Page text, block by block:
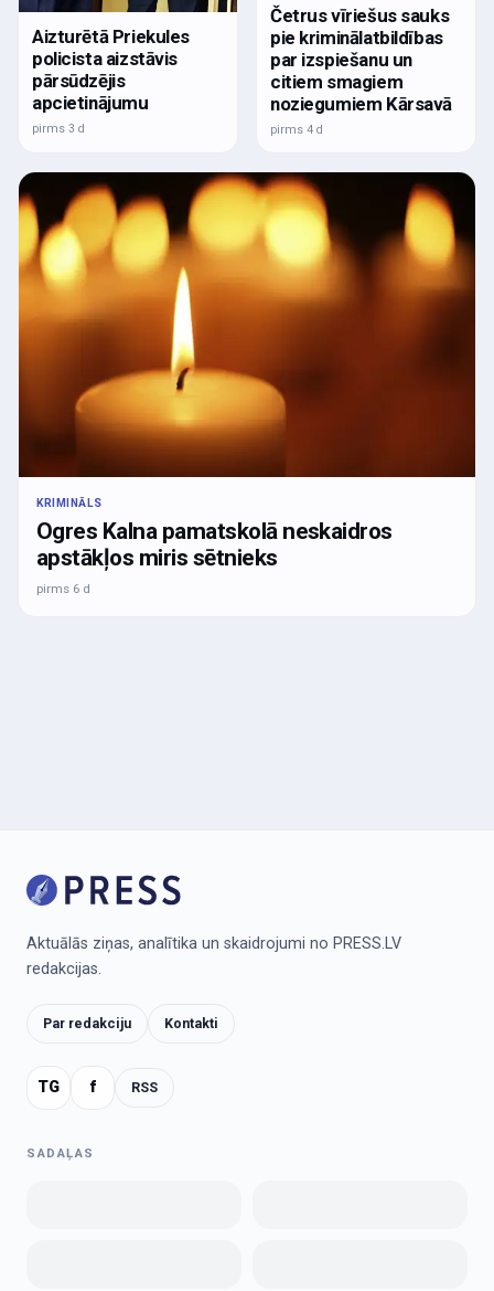
Aizturētā Priekules
policista aizstāvis
pārsūdzējis
apcietinājumu
pirms 3 d
Četrus vīriešus sauks
pie kriminālatbildības
par izspiešanu un
citiem smagiem
noziegumiem Kārsavā
pirms 4 d
KRIMINĀLS
Ogres Kalna pamatskolā neskaidros
apstākļos miris sētnieks
pirms 6 d
Aktuālās ziņas, analītika un skaidrojumi no PRESS.LV
redakcijas.
Par redakciju Kontakti
TG f RSS
SADAĻAS